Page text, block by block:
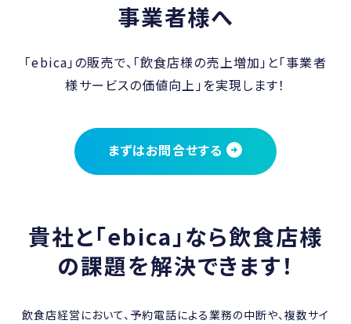
事業者様へ
「ebica」の販売で、「飲食店様の売上増加」と「事業者
様サービスの価値向上」を実現します！
まずはお問合せする
貴社と「ebica」なら飲食店様
の課題を解決できます！
飲食店経営において、予約電話による業務の中断や、複数サイ